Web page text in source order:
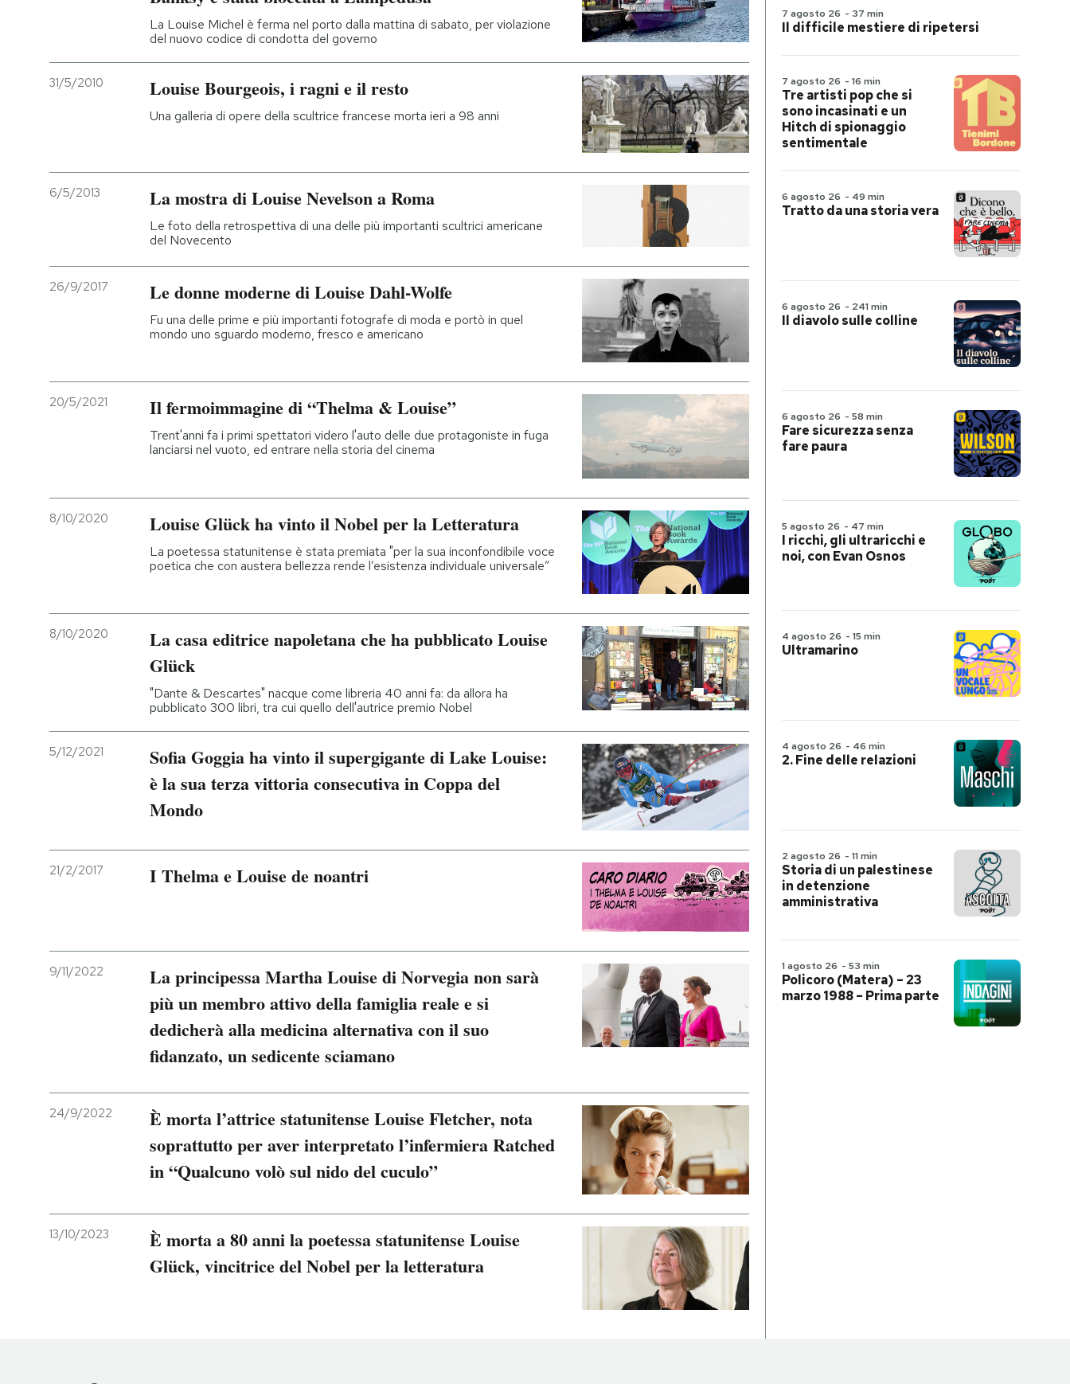
La Louise Michel è ferma nel porto dalla mattina di sabato, per violazione
del nuovo codice di condotta del governo
31/5/2010 Louise Bourgeois, i ragni e il resto
Una galleria di opere della scultrice francese morta ieri a 98 anni
6/5/2013 La mostra di Louise Nevelson a Roma
Le foto della retrospettiva di una delle più importanti scultrici americane
del Novecento
26/9/2017 Le donne moderne di Louise Dahl-Wolfe
Fu una delle prime e più importanti fotografe di moda e portò in quel
mondo uno sguardo moderno, fresco e americano
20/5/2021 Il fermoimmagine di “Thelma & Louise”
Trent'anni fa i primi spettatori videro l'auto delle due protagoniste in fuga
lanciarsi nel vuoto, ed entrare nella storia del cinema
8/10/2020 Louise Glück ha vinto il Nobel per la Letteratura
La poetessa statunitense è stata premiata "per la sua inconfondibile voce
poetica che con austera bellezza rende l’esistenza individuale universale”
8/10/2020
La casa editrice napoletana che ha pubblicato Louise
Glück
"Dante & Descartes" nacque come libreria 40 anni fa: da allora ha
pubblicato 300 libri, tra cui quello dell'autrice premio Nobel
5/12/2021
Sofia Goggia ha vinto il supergigante di Lake Louise:
è la sua terza vittoria consecutiva in Coppa del
Mondo
21/2/2017 I Thelma e Louise de noantri
9/11/2022
La principessa Martha Louise di Norvegia non sarà
più un membro attivo della famiglia reale e si
dedicherà alla medicina alternativa con il suo
fidanzato, un sedicente sciamano
24/9/2022
È morta l’attrice statunitense Louise Fletcher, nota
soprattutto per aver interpretato l’infermiera Ratched
in “Qualcuno volò sul nido del cuculo”
13/10/2023
È morta a 80 anni la poetessa statunitense Louise
Glück, vincitrice del Nobel per la letteratura
7 agosto 26 - 37 min
Il difficile mestiere di ripetersi
7 agosto 26 - 16 min
Tre artisti pop che si
sono incasinati e un
Hitch di spionaggio
sentimentale
6 agosto 26 - 49 min
Tratto da una storia vera
6 agosto 26 - 241 min
Il diavolo sulle colline
6 agosto 26 - 58 min
Fare sicurezza senza
fare paura
5 agosto 26 - 47 min
I ricchi, gli ultraricchi e
noi, con Evan Osnos
4 agosto 26 - 15 min
Ultramarino
4 agosto 26 - 46 min
2. Fine delle relazioni
2 agosto 26 - 11 min
Storia di un palestinese
in detenzione
amministrativa
1 agosto 26 - 53 min
Policoro (Matera) – 23
marzo 1988 – Prima parte